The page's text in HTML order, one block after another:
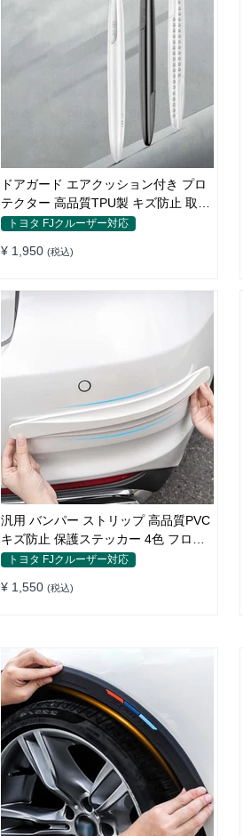
ドアガード エアクッション付き プロ
テクター 高品質TPU製 キズ防止 取り
付け簡単
トヨタ FJクルーザー対応
¥ 1,950 (税込)
汎用 バンパー ストリップ 高品質PVC
キズ防止 保護ステッカー 4色 フロン
ト・リア
トヨタ FJクルーザー対応
¥ 1,550 (税込)